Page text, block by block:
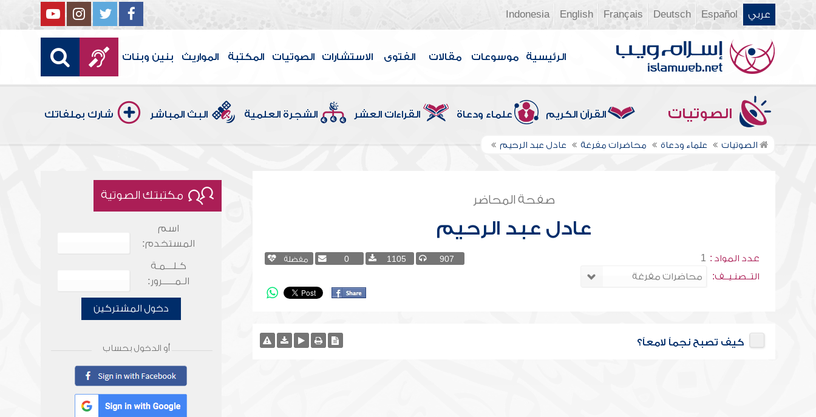
عربي Español
Deutsch
Français
English
Indonesia
الرئيسية موسوعات مقالات الفتوى الاستشارات الصوتيات المكتبة المواريث بنين وبنات
الصوتيات القرآن الكريم علماء ودعاة القراءات العشر الشجرة العلمية البث المباشر شارك بملفاتك
الصوتيات علماء ودعاة محاضرات مفرغة عادل عبد الرحيم
صفحة المحاضر
عادل عبد الرحيم
عدد المواد : 1
التــصنـيــف:
907
1105
0 مفضلة
كيف تصبح نجماً لامعاً؟
مكتبتك الصوتية
اسم
المستخدم:
كـلـــمـة
الـمـــــرور:
دخول المشتركين
أو الدخول بحساب